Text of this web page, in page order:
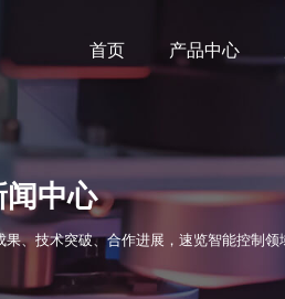
首页 产品中心
闻中心
、技术突破、合作进展，速览智能控制领